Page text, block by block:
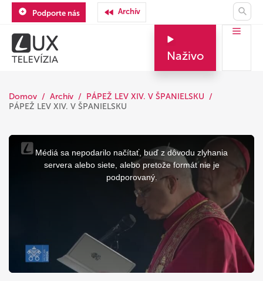
Podporte nás Archív
Naživo
Domov Archív
PÁPEŽ LEV XIV. V ŠPANIELSKU
PÁPEŽ LEV XIV. V ŠPANIELSKU
This
modal
Médiá sa nepodarilo načítať, buď z dôvodu zlyhania
servera alebo siete, alebo pretože formát nie je
podporovaný.